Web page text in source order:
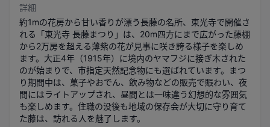
詳細
約1mの花房から甘い香りが漂う長藤の名所、東光寺で開催さ
れる「東光寺 長藤まつり」は、20m四方にまで広がった藤棚
から2万房を超える薄紫の花が見事に咲き誇る様子を楽しめ
ます。大正4年（1915年）に境内のヤマフジに接ぎ木された
のが始まりで、市指定天然記念物にも選ばれています。まつ
り期間中は、菓子やおでん、飲み物などの販売で賑わい、夜
間にはライトアップされ、昼間とは一味違う幻想的な雰囲気
も楽しめます。住職の没後も地域の保存会が大切に守り育て
た藤は、訪れる人を魅了します。